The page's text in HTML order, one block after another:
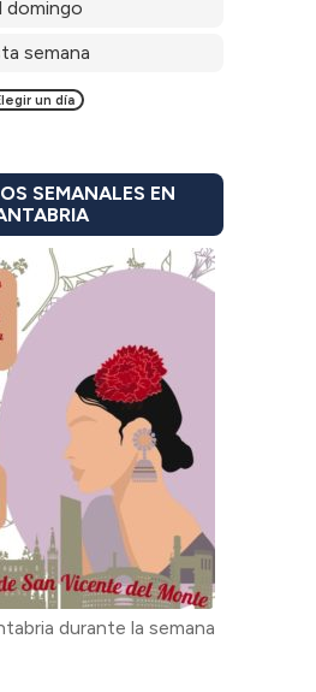
domingo
semana
un día
SEMANALES EN
durante la semana